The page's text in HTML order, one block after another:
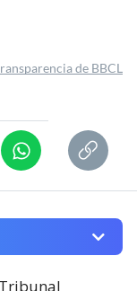
de BBCL